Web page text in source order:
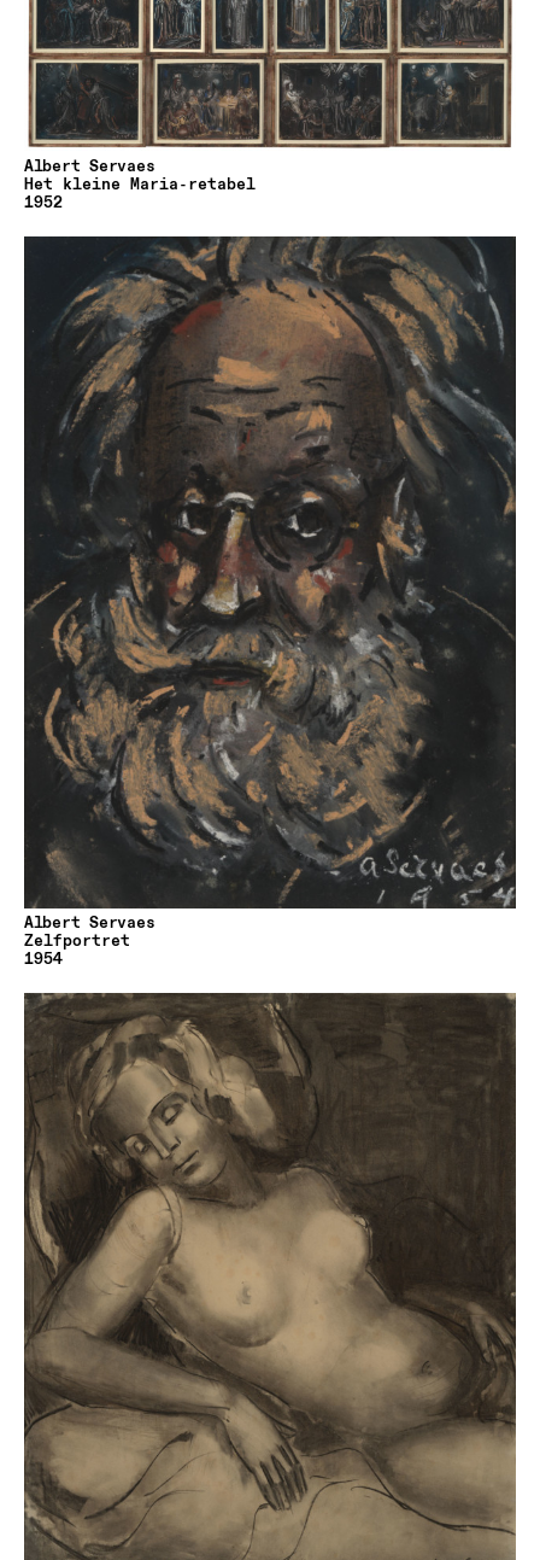
Albert Servaes
Het kleine Maria-retabel
1952
Albert Servaes
Zelfportret
1954